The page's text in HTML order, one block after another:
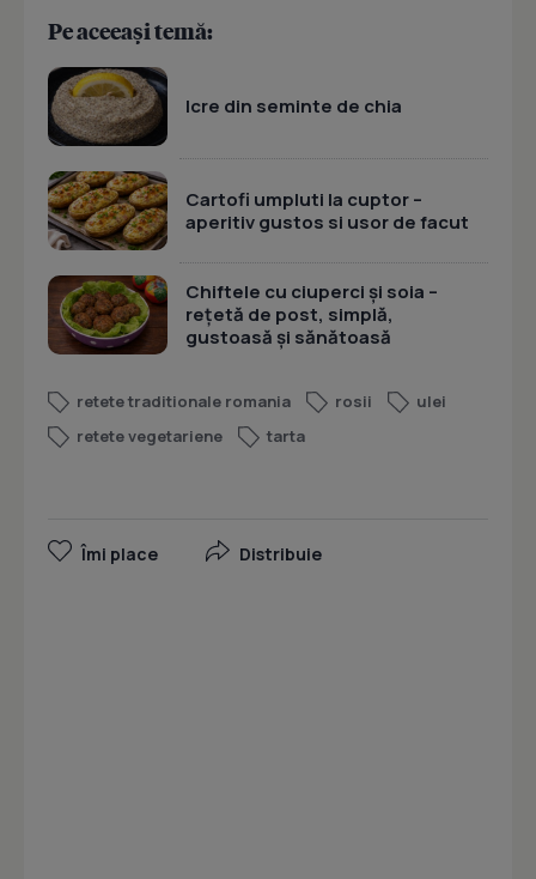
Pe aceeași temă:
Icre din seminte de chia
Cartofi umpluti la cuptor –
aperitiv gustos si usor de facut
Chiftele cu ciuperci și soia –
rețetă de post, simplă,
gustoasă și sănătoasă
retete traditionale romania rosii
ulei
retete vegetariene
tarta
Îmi place Distribuie